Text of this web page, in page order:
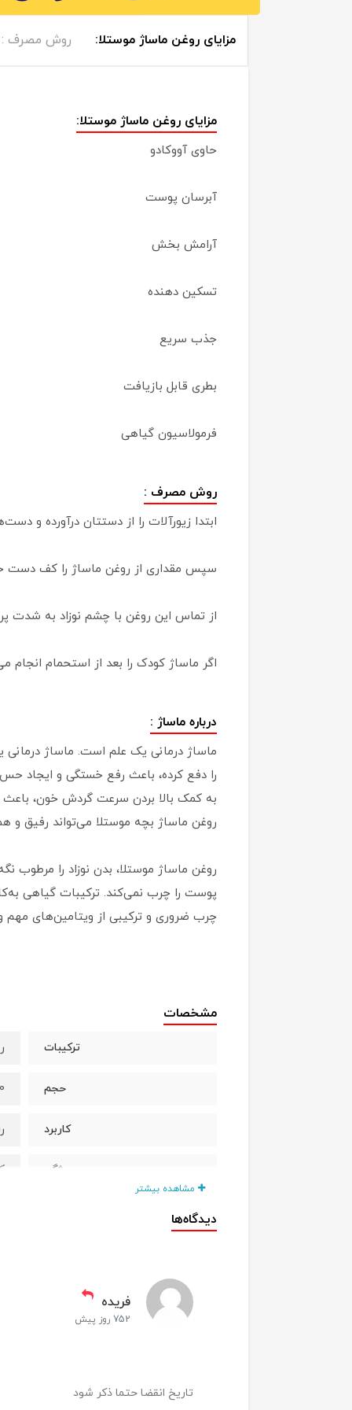
مزایای روغن ماساژ موستلا: روش مصرف :
مزایای روغن ماساژ موستلا:
حاوی آووکادو
آبرسان پوست
آرامش بخش
تسکین دهنده
جذب سریع
بطری قابل بازیافت
فرمولاسیون گیاهی
روش مصرف :
ابتدا زیورآلات را از دستتان درآورده و
سپس مقداری از روغن ماساژ را کف دست
از تماس این روغن با چشم نوزاد به شدت
اگر ماساژ کودک را بعد از استحمام
درباره ماساژ :
ماساژ درمانی یک علم است. ماساژ
را دفع کرده، باعث رفع خستگی و ایجاد
به کمک بالا بردن سرعت گردش خون، باعث
روغن ماساژ بچه موستلا می‌تواند رفیق و
روغن ماساژ موستلا، بدن نوزاد را
پوست را چرب نمی‌کند. ترکیبات گیاهی
چرب ضروری و ترکیبی از ویتامین‌های
مشخصات
ترکیبات
حجم
کاربرد
ویژگی
کشور سازنده
مشاهده بیشتر
دیدگاه‌ها
فریده
752 روز پیش
تاریخ انقضا حتما ذکر شود